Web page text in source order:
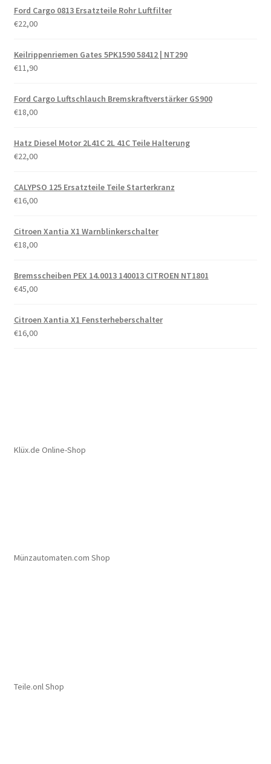
Ford Cargo 0813 Ersatzteile Rohr Luftfilter
€22,00
Keilrippenriemen Gates 5PK1590 58412 | NT290
€11,90
Ford Cargo Luftschlauch Bremskraftverstärker GS900
€18,00
Hatz Diesel Motor 2L41C 2L 41C Teile Halterung
€22,00
CALYPSO 125 Ersatzteile Teile Starterkranz
€16,00
Citroen Xantia X1 Warnblinkerschalter
€18,00
Bremsscheiben PEX 14.0013 140013 CITROEN NT1801
€45,00
Citroen Xantia X1 Fensterheberschalter
€16,00
Klüx.de Online-Shop
Münzautomaten.com Shop
Teile.onl Shop